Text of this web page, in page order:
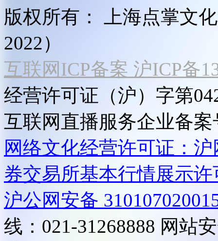
版权所有：
上海点掌文
2022）
互联网ICP备案 沪ICP备
经营许可证（沪）字第
互联网直播服务企业备案
网络文化经营许可证：
券交易所基本行情展示许
沪公网安备
线：021-31268888 网站